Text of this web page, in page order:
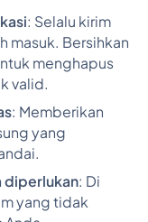
: Selalu kirim
masuk. Bersihkan
menghapus
valid.
: Memberikan
yang
diperlukan: Di
yang tidak